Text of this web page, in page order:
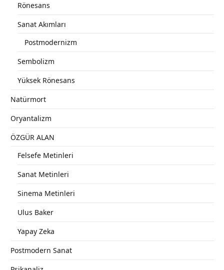
Rönesans
Sanat Akımları
Postmodernizm
Sembolizm
Yüksek Rönesans
Natürmort
Oryantalizm
ÖZGÜR ALAN
Felsefe Metinleri
Sanat Metinleri
Sinema Metinleri
Ulus Baker
Yapay Zeka
Postmodern Sanat